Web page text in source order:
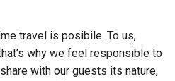
travel is posibile. To us,
why we feel responsible to
with our guests its nature,